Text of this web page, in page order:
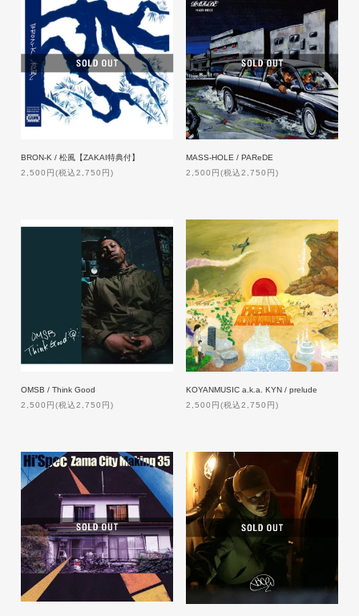
BRON-K / 松風【ZAKAI特典付】
2,500円(税込2,750円)
MASS-HOLE / PAReDE
2,500円(税込2,750円)
OMSB / Think Good
2,500円(税込2,750円)
KOYANMUSIC a.k.a. KYN / prelude
2,500円(税込2,750円)